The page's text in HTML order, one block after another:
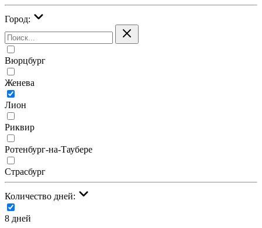
Город:
Вюрцбург
Женева
Лион
Риквир
Ротенбург-на-Таубере
Страсбург
Количество дней:
8 дней